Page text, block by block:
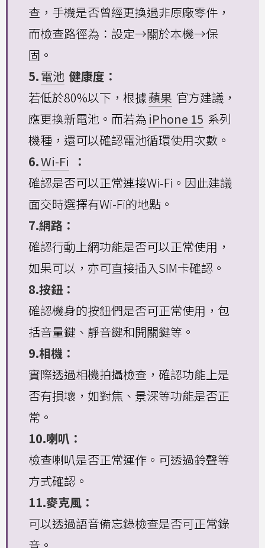
查，手機是否曾經更換過非原廠零件，
而檢查路徑為：設定→關於本機→保
固。
5.電池 健康度：
若低於80%以下，根據蘋果 官方建議，
應更換新電池。而若為 iPhone 15 系列
機種，還可以確認電池循環使用次數。
6.Wi-Fi
：
確認是否可以正常連接Wi-Fi。因此建議
面交時選擇有Wi-Fi的地點。
7.網路：
確認行動上網功能是否可以正常使用，
如果可以，亦可直接插入SIM卡確認。
8.按鈕：
確認機身的按鈕們是否可正常使用，包
括音量鍵、靜音鍵和開關鍵等。
9.相機：
實際透過相機拍攝檢查，確認功能上是
否有損壞，如對焦、景深等功能是否正
常。
10.喇叭：
檢查喇叭是否正常運作。可透過鈴聲等
方式確認。
11.麥克風：
可以透過語音備忘錄檢查是否可正常錄
音。